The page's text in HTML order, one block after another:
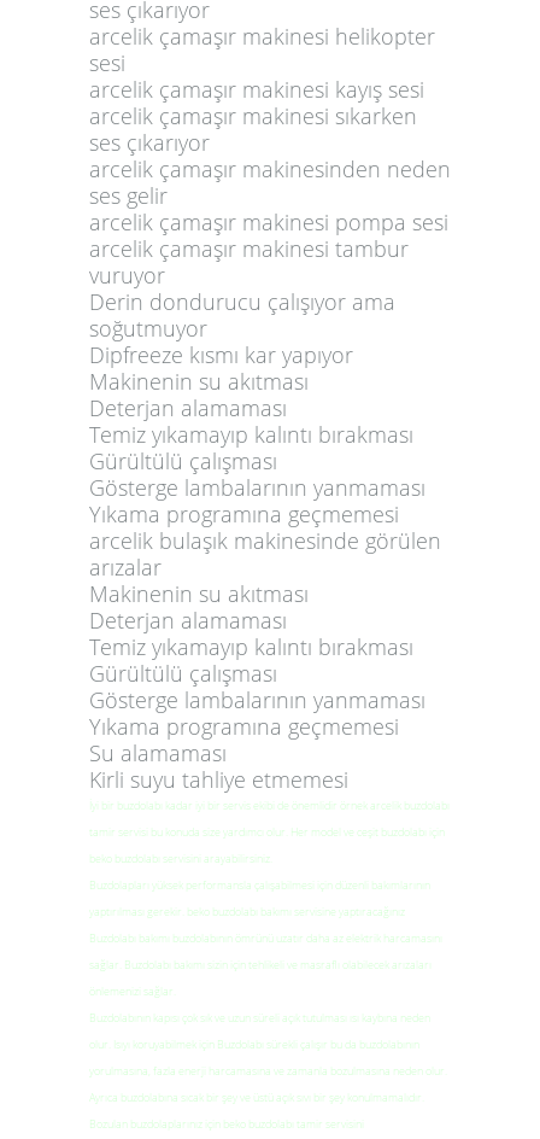
ses çıkarıyor
arcelik çamaşır makinesi helikopter
sesi
arcelik çamaşır makinesi kayış sesi
arcelik çamaşır makinesi sıkarken
ses çıkarıyor
arcelik çamaşır makinesinden neden
ses gelir
arcelik çamaşır makinesi pompa sesi
arcelik çamaşır makinesi tambur
vuruyor
Derin dondurucu çalışıyor ama
soğutmuyor
Dipfreeze kısmı kar yapıyor
Makinenin su akıtması
Deterjan alamaması
Temiz yıkamayıp kalıntı bırakması
Gürültülü çalışması
Gösterge lambalarının yanmaması
Yıkama programına geçmemesi
arcelik bulaşık makinesinde görülen
arızalar
Makinenin su akıtması
Deterjan alamaması
Temiz yıkamayıp kalıntı bırakması
Gürültülü çalışması
Gösterge lambalarının yanmaması
Yıkama programına geçmemesi
Su alamaması
Kirli suyu tahliye etmemesi
İyi bir buzdolabı kadar iyi bir servis ekibi de önemlidir örnek arcelik buzdolabı
tamir servisi bu konuda size yardımcı olur. Her model ve ceşit buzdolabı için
beko buzdolabı servisini arayabilirsiniz.
Buzdolapları yüksek performansla çalışabilmesi için düzenli bakımlarının
yaptırılması gerekir. beko buzdolabı bakımı servisine yaptıracağınız
Buzdolabı bakımı buzdolabının ömrünü uzatır daha az elektrik harcamasını
sağlar. Buzdolabı bakımı sizin için tehlikeli ve masraflı olabilecek arızaları
önlemenizi sağlar.
Buzdolabının kapısı çok sık ve uzun süreli açık tutulması ısı kaybına neden
olur. Isıyı koruyabilmek için Buzdolabı sürekli çalışır bu da buzdolabının
yorulmasına, fazla enerji harcamasına ve zamanla bozulmasına neden olur.
Ayrıca buzdolabına sıcak bir şey ve üstü açık sıvı bir şey konulmamalıdır.
Bozulan buzdolaplarınız için beko buzdolabı tamir servisini